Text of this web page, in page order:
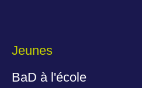
Jeunes
BaD à l'école